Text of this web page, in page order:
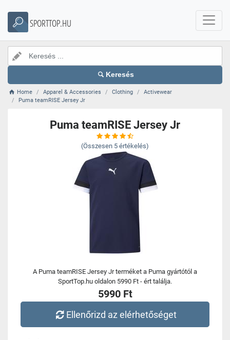
SPORTTOP.HU
Keresés
Home Apparel & Accessories Clothing
Activewear
Puma teamRISE Jersey Jr
Puma teamRISE Jersey Jr
(Összesen 5 értékelés)
A Puma teamRISE Jersey Jr terméket a Puma gyártótól a
SportTop.hu oldalon 5990 Ft - ért találja.
5990 Ft
Ellenőrizd az elérhetőséget